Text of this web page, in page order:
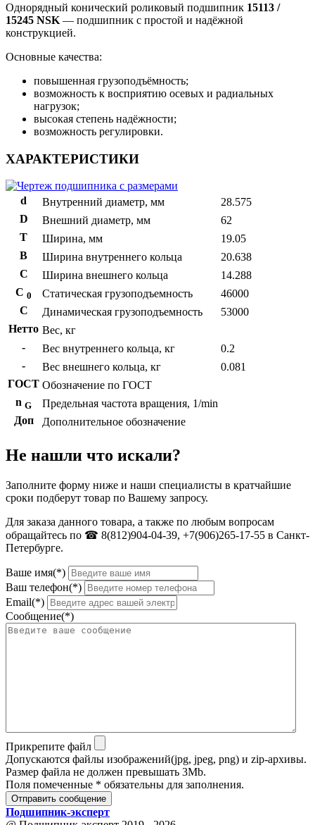
Однорядный конический роликовый подшипник 15113 /
15245 NSK — подшипник с простой и надёжной
конструкцией.
Основные качества:
повышенная грузоподъёмность;
возможность к восприятию осевых и радиальных
нагрузок;
высокая степень надёжности;
возможность регулировки.
ХАРАКТЕРИСТИКИ
d Внутренний диаметр, мм
28.575
D
Внешний диаметр, мм
62
T
Ширина, мм
19.05
B
Ширина внутреннего кольца
20.638
С
Ширина внешнего кольца
14.288
С 0 Статическая грузоподъемность
46000
C
Динамическая грузоподъемность
53000
Нетто Вес, кг
-
Вес внутреннего кольца, кг
0.2
-
Вес внешнего кольца, кг
0.081
ГОСТ Обозначение по ГОСТ
n G
Предельная частота вращения, 1/min
Доп
Дополнительное обозначение
Не нашли что искали?
Заполните форму ниже и наши специалисты в кратчайшие
сроки подберут товар по Вашему запросу.
Для заказа данного товара, а также по любым вопросам
обращайтесь по ☎ 8(812)904-04-39, +7(906)265-17-55 в Санкт-
Петербурге.
Ваше имя(*)
Ваш телефон(*)
Email(*)
Сообщение(*)
Прикрепите файл
Допускаются файлы изображений(jpg, jpeg, png) и zip-архивы.
Размер файла не должен превышать 3Mb.
Поля помеченные * обязательны для заполнения.
Отправить сообщение
Подшипник-эксперт